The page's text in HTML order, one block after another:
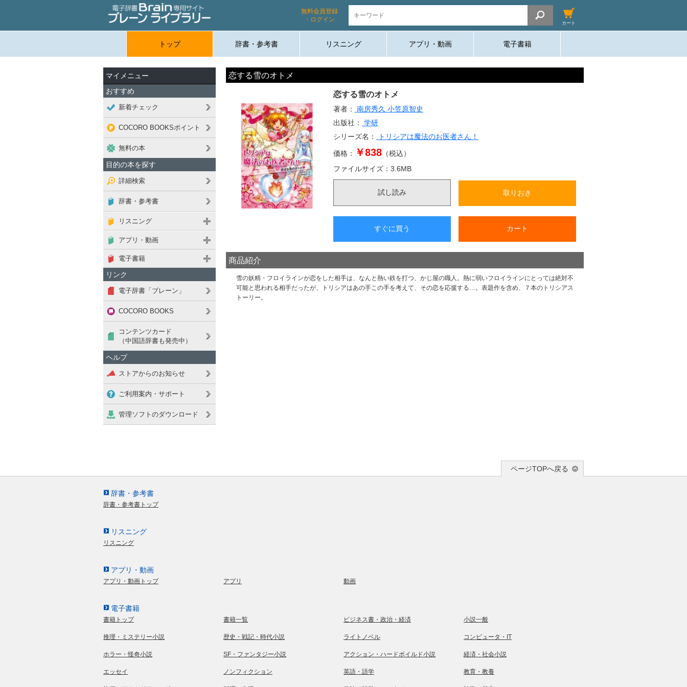
無料会員登録
・ログイン
カート
トップ 辞書・参考書 リスニング アプリ・動画 電子書籍
恋する雪のオトメ
恋する雪のオトメ
著者： 南房秀久 小笠原智史
出版社：
学研
シリーズ名：
トリシアは魔法のお医者さん！
価格： ￥838 （税込）
ファイルサイズ： 3.6MB
試し読み 取りおき
すぐに買う カート
商品紹介
雪の妖精・フロイラインが恋をした相手は、なんと熱い鉄を打つ、かじ屋の職人。熱に弱いフロイラインにとっては絶対不
可能と思われる相手だったが、トリシアはあの手この手を考えて、その恋を応援する…。表題作を含め、７本のトリシアス
トーリー。
マイメニュー
おすすめ
新着チェック
COCORO BOOKSポイント
無料の本
目的の本を探す
詳細検索
辞書・参考書
リスニング
アプリ・動画
電子書籍
リンク
電子辞書「ブレーン」
COCORO BOOKS
コンテンツカード
（中国語辞書も発売中）
ヘルプ
ストアからのお知らせ
ご利用案内・サポート
管理ソフトのダウンロード
辞書・参考書
辞書・参考書トップ
リスニング
リスニング
アプリ・動画
アプリ・動画トップ アプリ 動画
電子書籍
書籍トップ 書籍一覧 ビジネス書・政治・経済 小説一般
推理・ミステリー小説 歴史・戦記・時代小説 ライトノベル コンピュータ・IT
ホラー・怪奇小説 SF・ファンタジー小説 アクション・ハードボイルド小説 経済・社会小説
エッセイ ノンフィクション 英語・語学 教育・教養
ページTOPへ戻る